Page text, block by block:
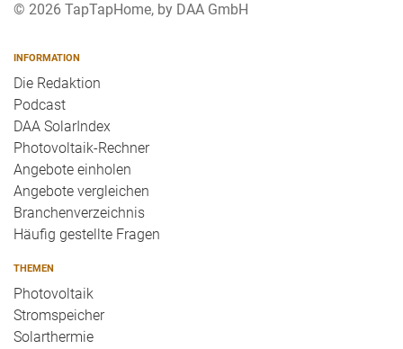
© 2026 TapTapHome, by DAA GmbH
INFORMATION
Die Redaktion
Podcast
DAA SolarIndex
Photovoltaik-Rechner
Angebote einholen
Angebote vergleichen
Branchenverzeichnis
Häufig gestellte Fragen
THEMEN
Photovoltaik
Stromspeicher
Solarthermie